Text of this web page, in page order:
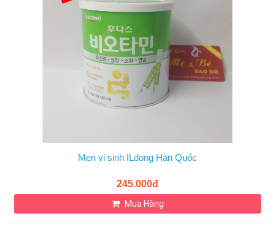
Men vi sinh ILdong Hàn Quốc
245.000đ
Mua Hàng